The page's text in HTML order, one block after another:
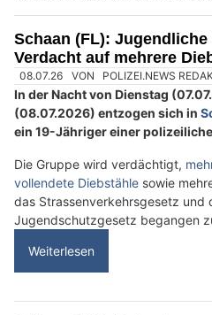
Demiri Automobile Anstalt: Professionelle
Schaan (FL):
Verdacht auf mehrere
08.07.26 VON POLIZEI.NEWS
(08.07.2026) entzogen sich in
ein 19-Jähriger einer
Die Gruppe wird verdächtigt,